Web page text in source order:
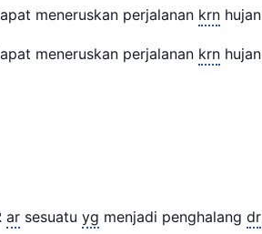
meneruskan perjalanan krn hujan
meneruskan perjalanan krn hujan
ar sesuatu yg menjadi penghalang dr